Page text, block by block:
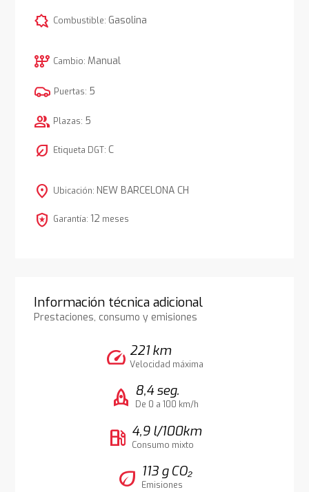
comic_bubble Combustible: Gasolina
auto_transmission Cambio: Manual
Puertas: 5
group Plazas: 5
nest_eco_leaf Etiqueta DGT: C
location_on Ubicación: NEW BARCELONA CH
local_police Garantía: 12 meses
Información técnica adicional
Prestaciones, consumo y emisiones
speed 221 km
Velocidad máxima
rocket 8,4 seg.
De 0 a 100 km/h
local_gas_station 4,9 l/100km
Consumo mixto
eco 113 g CO₂
Emisiones